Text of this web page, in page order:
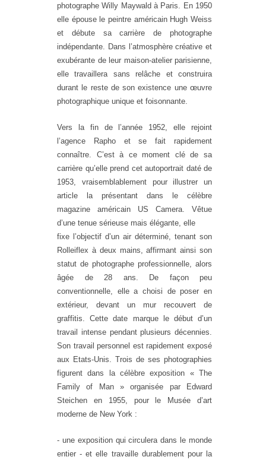
photographe Willy Maywald à Paris. En 1950
elle épouse le peintre américain Hugh Weiss
et débute sa carrière de photographe
indépendante. Dans l’atmosphère créative et
exubérante de leur maison-atelier parisienne,
elle travaillera sans relâche et construira
durant le reste de son existence une œuvre
photographique unique et foisonnante.
Vers la fin de l’année 1952, elle rejoint
l’agence Rapho et se fait rapidement
connaître. C’est à ce moment clé de sa
carrière qu’elle prend cet autoportrait daté de
1953, vraisemblablement pour illustrer un
article la présentant dans le célèbre
magazine américain US Camera. Vêtue
d’une tenue sérieuse mais élégante, elle
fixe l’objectif d’un air déterminé, tenant son
Rolleiflex à deux mains, affirmant ainsi son
statut de photographe professionnelle, alors
âgée de 28 ans. De façon peu
conventionnelle, elle a choisi de poser en
extérieur, devant un mur recouvert de
graffitis. Cette date marque le début d’un
travail intense pendant plusieurs décennies.
Son travail personnel est rapidement exposé
aux Etats-Unis. Trois de ses photographies
figurent dans la célèbre exposition « The
Family of Man » organisée par Edward
Steichen en 1955, pour le Musée d’art
moderne de New York :
- une exposition qui circulera dans le monde
entier - et elle travaille durablement pour la